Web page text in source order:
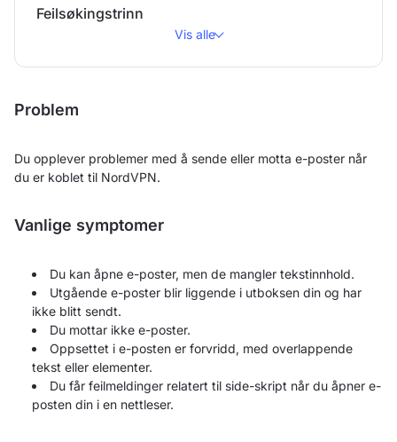
Feilsøkingstrinn
Vis alle
Problem
Du opplever problemer med å sende eller motta e-poster når
du er koblet til NordVPN.
Vanlige symptomer
Du kan åpne e-poster, men de mangler tekstinnhold.
Utgående e-poster blir liggende i utboksen din og har
ikke blitt sendt.
Du mottar ikke e-poster.
Oppsettet i e-posten er forvridd, med overlappende
tekst eller elementer.
Du får feilmeldinger relatert til side-skript når du åpner e-
posten din i en nettleser.